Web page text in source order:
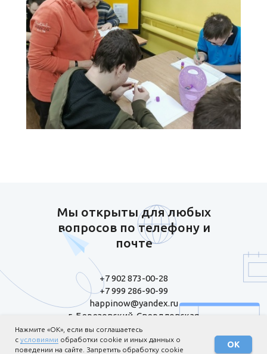
Нажмите «ОК», если вы соглашаетесь
с условиями обработки cookie и иных данных о
поведении на сайте. Запретить обработку cookie
ОК
Мы открыты для любых
вопросов по телефону и
почте
+7 902 873-00-28
+7 999 286-90-99
happinow@yandex.ru
г. Березовский, Свердловская
область, ул. Шиловская, 20 А-69